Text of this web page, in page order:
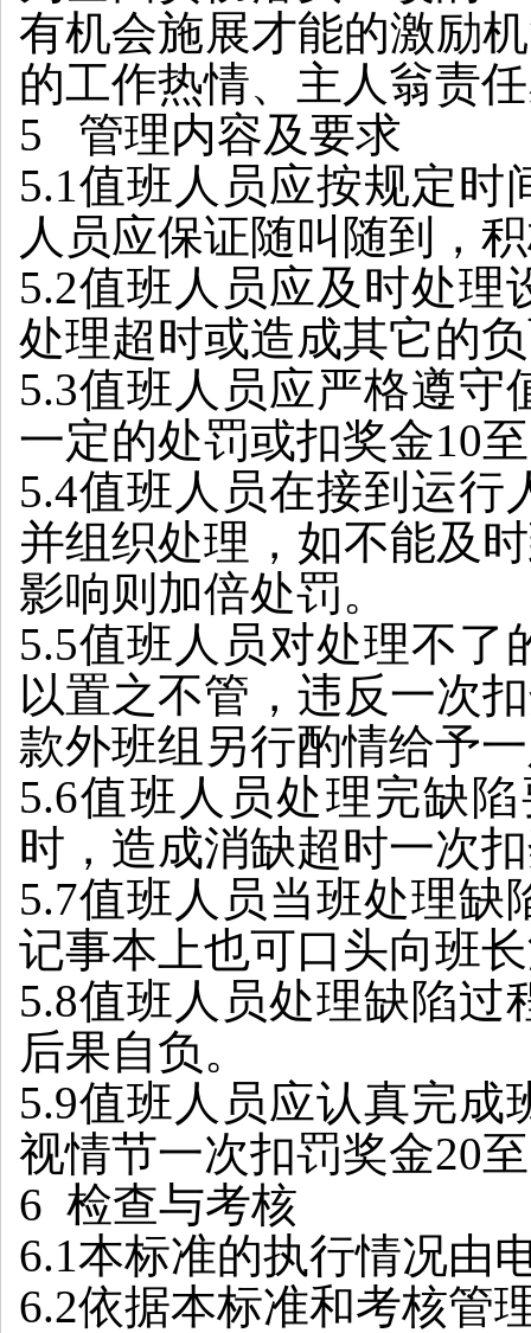
有机会施展才能的激励
的工作热情、主人翁责
5 管理内容及要求
5.1值班人员应按规定
人员应保证随叫随到，
5.2值班人员应及时处理
处理超时或造成其它的
5.3值班人员应严格遵
一定的处罚或扣奖金10
5.4值班人员在接到运行
并组织处理，如不能及
影响则加倍处罚。
5.5值班人员对处理不
以置之不管，违反一次
款外班组另行酌情给予
5.6值班人员处理完缺
时，造成消缺超时一次
5.7值班人员当班处理
记事本上也可口头向班
5.8值班人员处理缺陷
后果自负。
5.9值班人员应认真完
视情节一次扣罚奖金20
6 检查与考核
6.1本标准的执行情况由
6.2依据本标准和考核管